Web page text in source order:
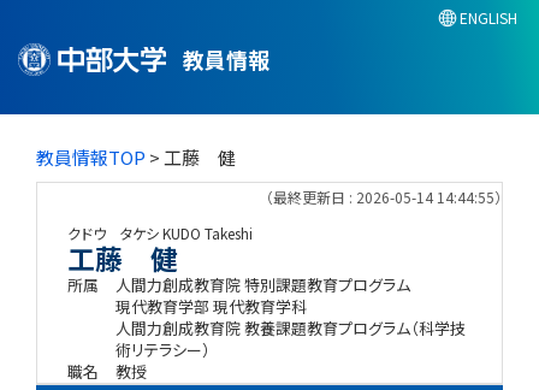
教員情報
ENGLISH
教員情報TOP > 工藤 健
（最終更新日 : 2026-05-14 14:44:55）
クドウ タケシKUDO Takeshi
工藤 健
所属
人間力創成教育院 特別課題教育プログラム
現代教育学部 現代教育学科
人間力創成教育院 教養課題教育プログラム（科学技
術リテラシー）
職名
教授